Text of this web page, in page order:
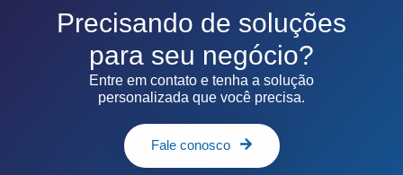
Precisando de soluções
para seu negócio?
Entre em contato e tenha a solução
personalizada que você precisa.
Fale conosco